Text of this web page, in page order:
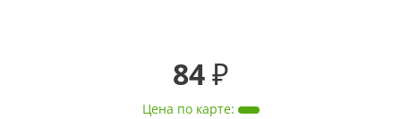
84 ₽
Цена по карте: